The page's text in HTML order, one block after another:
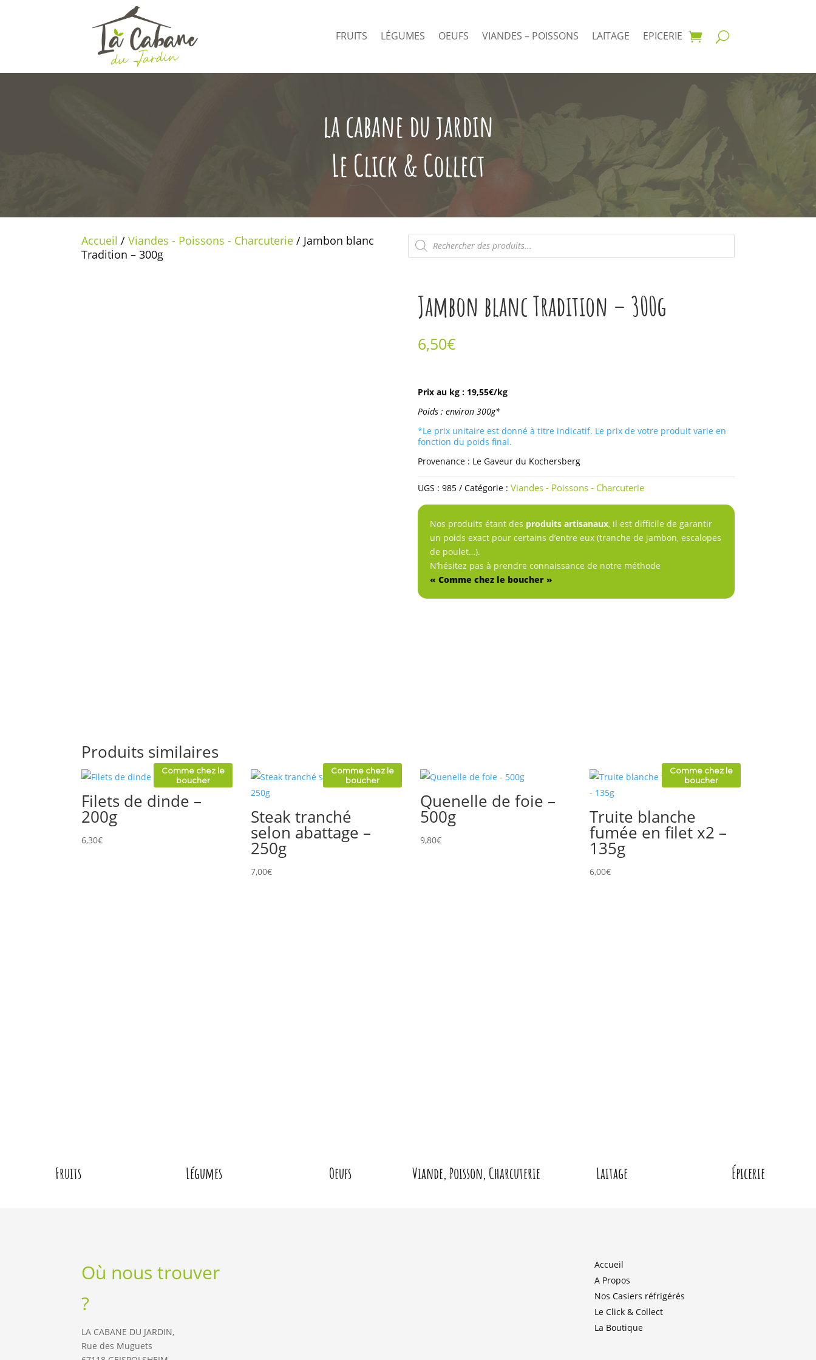
FRUITS LÉGUMES OEUFS VIANDES – POISSONS LAITAGE EPICERIE
la cabane du jardin
Le Click & Collect
Accueil /Viandes - Poissons - Charcuterie / Jambon blanc
Tradition – 300g
Recherche
de
produits
Jambon blanc Tradition – 300g
6,50€
de
Jambon
Tradition
-
300g
Prix au kg : 19,55€/kg
Poids : environ 300g*
*Le prix unitaire est donné à titre indicatif. Le prix de votre produit varie en
fonction du poids final.
Provenance : Le Gaveur du Kochersberg
UGS :985 Catégorie :Viandes - Poissons - Charcuterie
Nos produits étant des produits artisanaux, il est difficile de garantir
un poids exact pour certains d’entre eux (tranche de jambon, escalopes
de poulet…).
N’hésitez pas à prendre connaissance de notre méthode
« Comme chez le boucher »
Produits similaires
Comme chez le
boucher
Filets de dinde –
200g
6,30€
Comme chez le
boucher
Steak tranché
selon abattage –
250g
7,00€
Quenelle de foie –
500g
9,80€
Comme chez le
boucher
Truite blanche
fumée en filet x2 –
135g
6,00€
Fruits Légumes Oeufs Viande, Poisson, Charcuterie Laitage Épicerie
Où nous trouver
?
LA CABANE DU JARDIN,
Rue des Muguets
Accueil
A Propos
Nos Casiers réfrigérés
Le Click & Collect
La Boutique